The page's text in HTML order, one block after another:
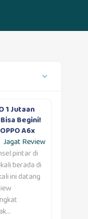
1 Jutaan
Begini!
A6x
Jagat Review
pintar di
berada di
ini datang